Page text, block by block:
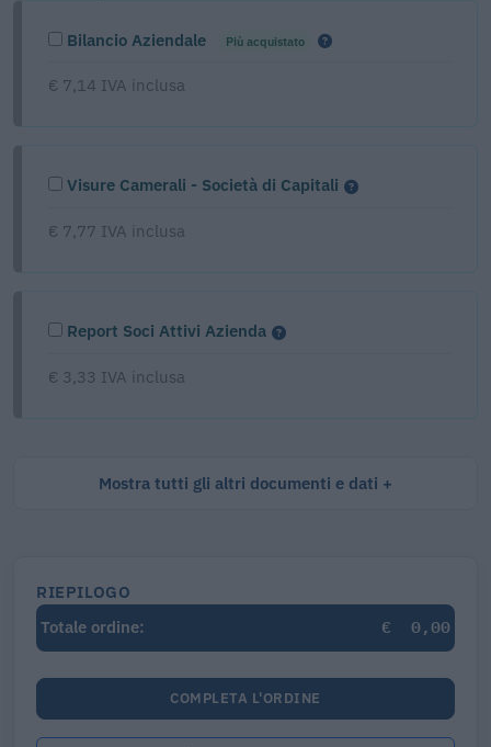
Bilancio Aziendale Più acquistato
€ 7,14 IVA inclusa
Visure Camerali - Società di Capitali
€ 7,77 IVA inclusa
Report Soci Attivi Azienda
€ 3,33 IVA inclusa
Mostra tutti gli altri documenti e dati
RIEPILOGO
Totale ordine:
€ 0,00
COMPLETA L'ORDINE